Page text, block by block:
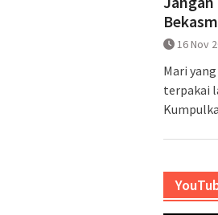
16 Nov
Mari
terpakai